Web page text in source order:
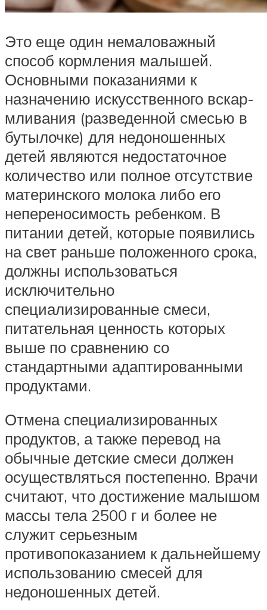
Это еще один немаловажный
способ кормления малышей.
Основными показаниями к
назначению искусственного вскар­
мливания (разведенной смесью в
бутылочке) для недоношенных
детей являются недостаточное
количество или полное отсутствие
материнского молока либо его
непереносимость ребенком. В
питании детей, которые появились
на свет раньше положенного срока,
должны использоваться
исключительно
специализированные смеси,
питательная ценность которых
выше по сравнению со
стандартными адаптированными
продуктами.
Отмена специализированных
продуктов, а также перевод на
обычные детские смеси должен
осуществляться постепенно. Врачи
считают, что достижение малышом
массы тела 2500 г и более не
служит серьезным
противопоказанием к дальнейшему
использованию смесей для
недоношенных детей.